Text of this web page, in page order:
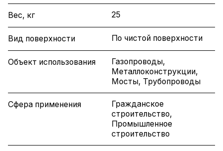
Вес, кг 25
Вид поверхности По чистой поверхности
Объект использования
Газопроводы,
Металлоконструкции,
Мосты, Трубопроводы
Сфера применения
Гражданское
строительство,
Промышленное
строительство